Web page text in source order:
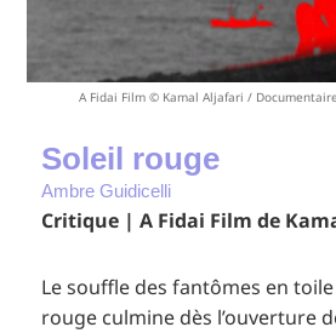
A Fidai Film © Kamal Aljafari /
Soleil rouge
Ambre Guidicelli
Critique | A Fidai Film de
Le souffle des fantômes en
rouge culmine dès l’ouverture